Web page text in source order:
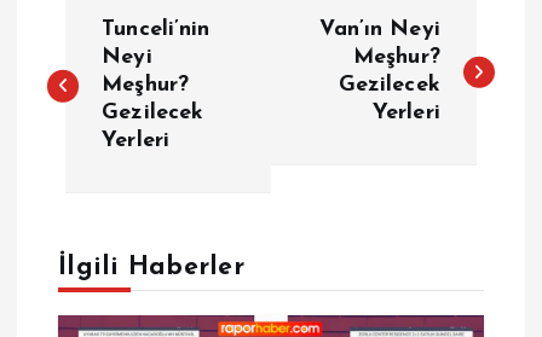
a
g
e
Tunceli’nin
Neyi
Meşhur?
Gezilecek
Yerleri
Van’ın Neyi
Meşhur?
Gezilecek
Yerleri
İlgili Haberler